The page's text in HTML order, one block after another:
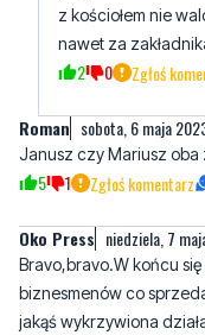
Roman sobota, 6 maja
Janusz czy Mariusz oba
Oko Press niedziela, 7
Bravo,bravo.W końcu
jakąś wykrzywiona
zadzwonic i po
wykonać tylko telefonik
byle gdzie i